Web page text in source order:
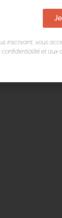
inscrivant, vous
confidentialité et aux